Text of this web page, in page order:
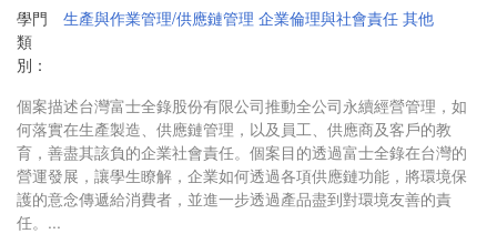
學門
類
別：
生產與作業管理/供應鏈管理 企業倫理與社會責任 其他
個案描述台灣富士全錄股份有限公司推動全公司永續經營管理，如
何落實在生產製造、供應鏈管理，以及員工、供應商及客戶的教
育，善盡其該負的企業社會責任。個案目的透過富士全錄在台灣的
營運發展，讓學生瞭解，企業如何透過各項供應鏈功能，將環境保
護的意念傳遞給消費者，並進一步透過產品盡到對環境友善的責
任。...